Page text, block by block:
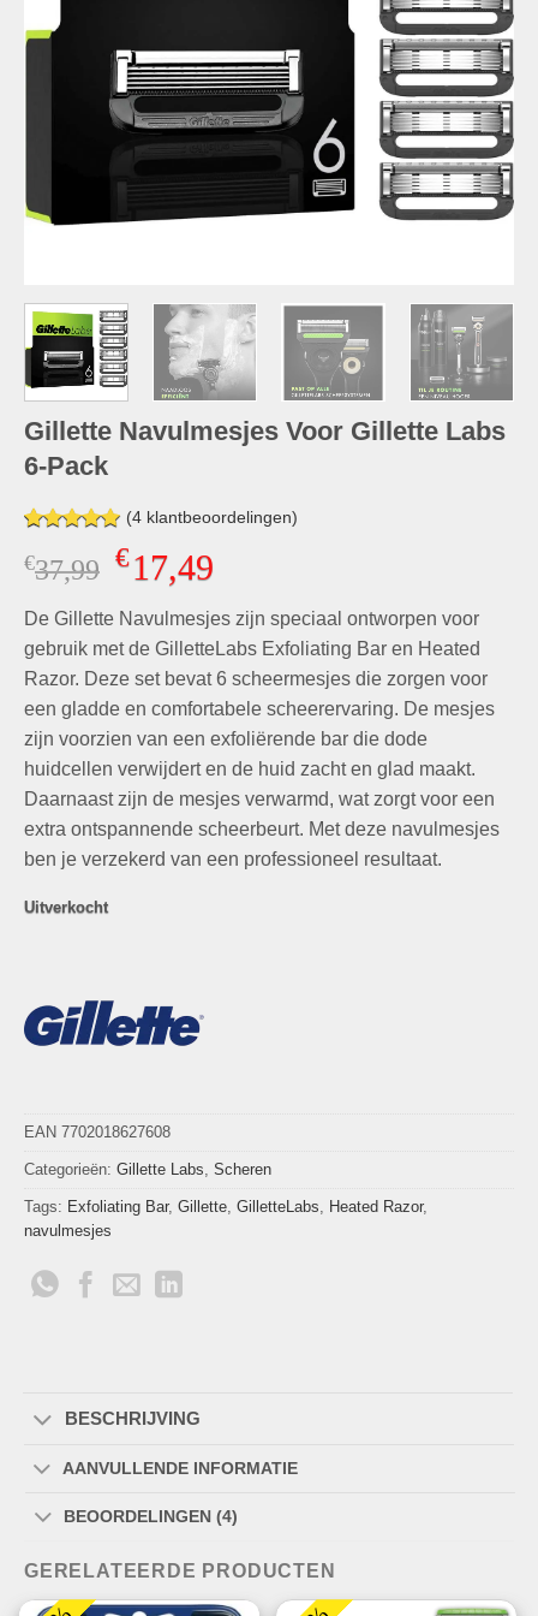
Gillette Navulmesjes Voor Gillette Labs
6-Pack
Gewaardeerd
5.00op 5
gebaseerd
waarderingen
(4klantbeoordelingen)
€37,99 Oorspronkelijke
was:
€37,99.
€17,49Huidige
is:
€17,49.
De Gillette Navulmesjes zijn speciaal ontworpen voor
gebruik met de GilletteLabs Exfoliating Bar en Heated
Razor. Deze set bevat 6 scheermesjes die zorgen voor
een gladde en comfortabele scheerervaring. De mesjes
zijn voorzien van een exfoliërende bar die dode
huidcellen verwijdert en de huid zacht en glad maakt.
Daarnaast zijn de mesjes verwarmd, wat zorgt voor een
extra ontspannende scheerbeurt. Met deze navulmesjes
ben je verzekerd van een professioneel resultaat.
Uitverkocht
EAN 7702018627608
Categorieën: Gillette Labs, Scheren
Tags: Exfoliating Bar, Gillette, GilletteLabs, Heated Razor,
navulmesjes
BESCHRIJVING
AANVULLENDE INFORMATIE
BEOORDELINGEN (4)
GERELATEERDE PRODUCTEN